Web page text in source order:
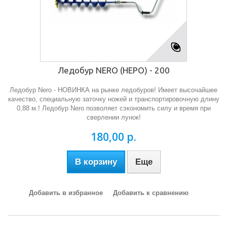
Ледобур NERO (НЕРО) - 200
Ледобур Nero - НОВИНКА на рынке ледобуров! Имеет высочайшее
качество, специальную заточку ножей и транспортировочную длину
0,88 м.! Ледобур Nero позволяет сэкономить силу и время при
сверлении лунок!
180,00 р.
В корзину Еще
Добавить в избранное Добавить к сравнению